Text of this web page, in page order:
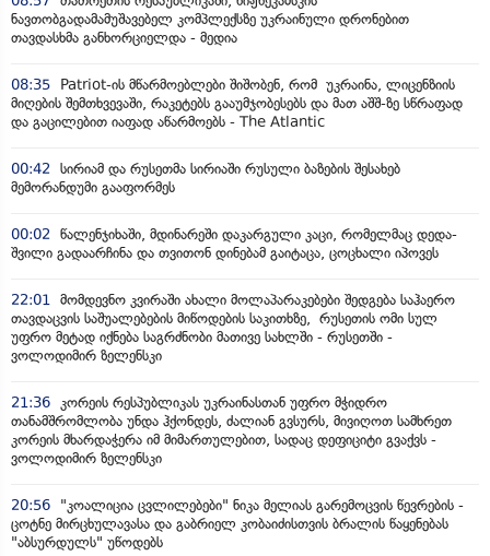
ნავთობგადამამუშავებელ კომპლექსზე უკრაინული დრონებით
თავდასხმა განხორციელდა - მედია
08:35
Patriot-ის მწარმოებლები შიშობენ, რომ უკრაინა, ლიცენზიის
მიღების შემთხვევაში, რაკეტებს გააუმჯობესებს და მათ აშშ-ზე სწრაფად
და გაცილებით იაფად აწარმოებს - The Atlantic
00:42
სირიამ და რუსეთმა სირიაში რუსული ბაზების შესახებ
მემორანდუმი გააფორმეს
00:02
წალენჯიხაში, მდინარეში დაკარგული კაცი, რომელმაც დედა-
შვილი გადაარჩინა და თვითონ დინებამ გაიტაცა, ცოცხალი იპოვეს
22:01
მომდევნო კვირაში ახალი მოლაპარაკებები შედგება საჰაერო
თავდაცვის საშუალებების მიწოდების საკითხზე, რუსეთის ომი სულ
უფრო მეტად იქნება საგრძნობი მათივე სახლში - რუსეთში -
ვოლოდიმირ ზელენსკი
21:36
კორეის რესპუბლიკას უკრაინასთან უფრო მჭიდრო
თანამშრომლობა უნდა ჰქონდეს, ძალიან გვსურს, მივიღოთ სამხრეთ
კორეის მხარდაჭერა იმ მიმართულებით, სადაც დეფიციტი გვაქვს -
ვოლოდიმირ ზელენსკი
20:56
"კოალიცია ცვლილებები" ნიკა მელიას გარემოცვის წევრების -
ცოტნე მირცხულავასა და გაბრიელ კობაიძისთვის ბრალის წაყენებას
"აბსურდულს" უწოდებს